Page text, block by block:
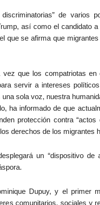
de varios
así como el candidato
que se afirma que
vez que los compatriotas
servir a intereses
sola voz, nuestra
ha informado de que
protección contra
derechos de los migrantes
un “dispositivo
Dupuy, y el primer
comunitarios, sociales y